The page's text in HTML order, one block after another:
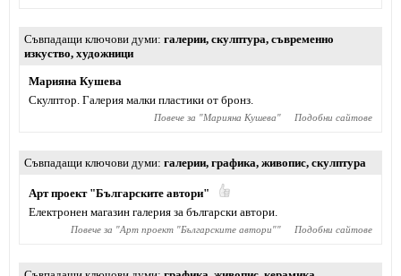
Съвпадащи ключови думи галерии, скулптура, съвременно
изкуство, художници
Марияна Кушева
Скулптор. Галерия малки пластики от бронз.
Повече за "Марияна Кушева" Подобни сайтове
Съвпадащи ключови думи галерии, графика, живопис, скулптура
Арт проект "Българските автори"
Електронен магазин галерия за български автори.
Повече за "Арт проект "Българските автори"" Подобни сайтове